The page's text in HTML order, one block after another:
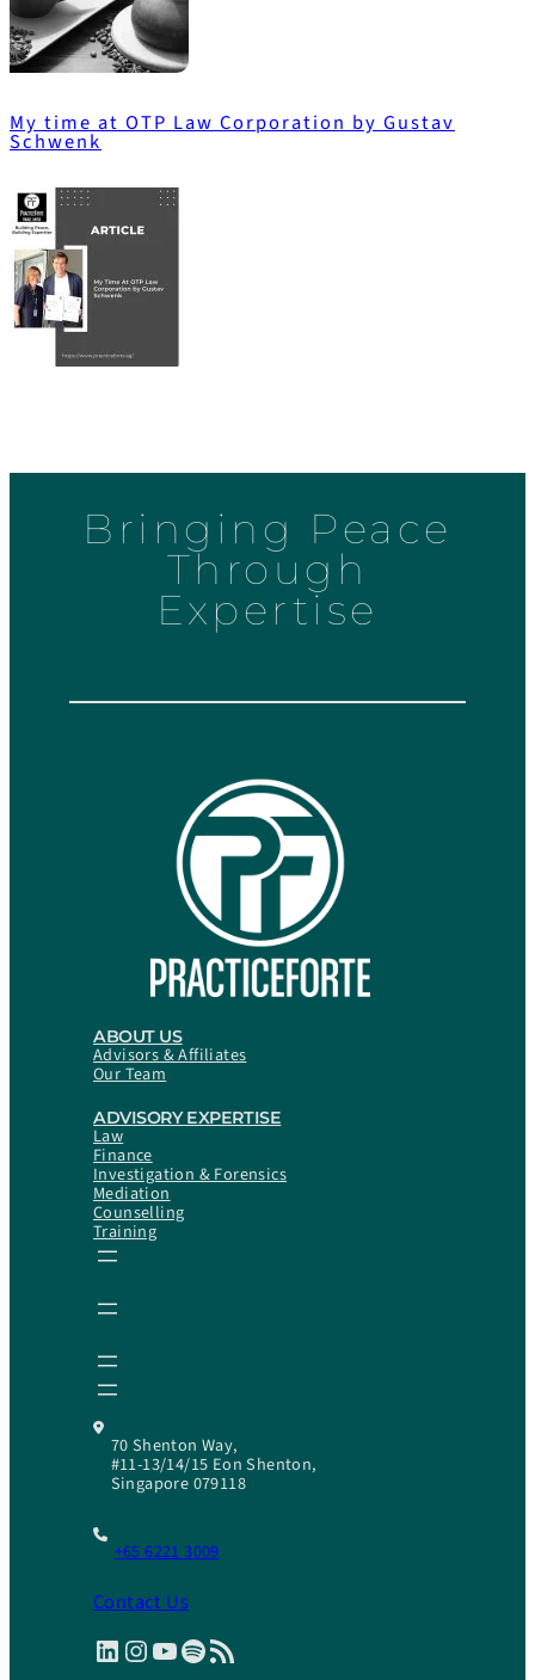
My time at OTP Law Corporation by Gustav
Schwenk
Bringing Peace
Through
Expertise
ABOUT US
Advisors & Affiliates
Our Team
ADVISORY EXPERTISE
Law
Finance
Investigation & Forensics
Mediation
Counselling
Training
70 Shenton Way,
#11-13/14/15 Eon Shenton,
Singapore 079118
+65 6221 3009
Contact Us
LinkedIn InstagramYouTube Spotify RSS Feed